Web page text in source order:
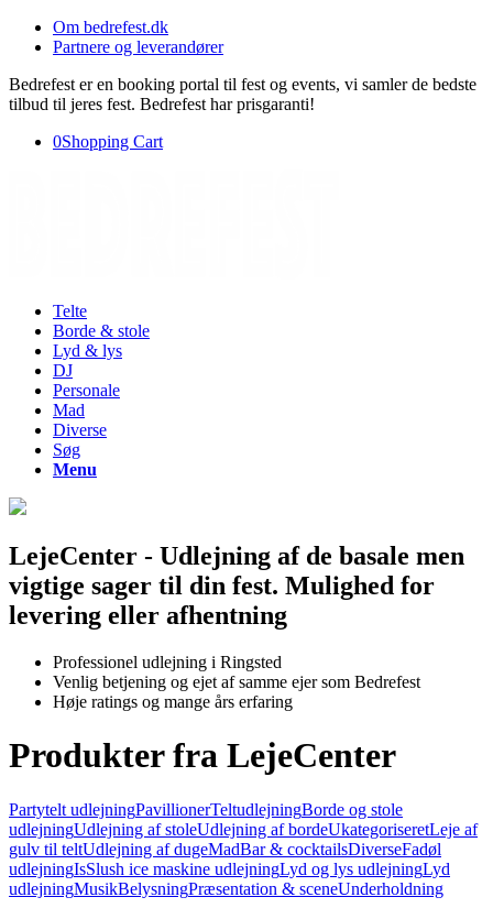
Om bedrefest.dk
Partnere og leverandører
Bedrefest er en booking portal til fest og events, vi samler de bedste
tilbud til jeres fest. Bedrefest har prisgaranti!
0Shopping Cart
Telte
Borde & stole
Lyd & lys
DJ
Personale
Mad
Diverse
Søg
Menu
LejeCenter - Udlejning af de basale men
vigtige sager til din fest. Mulighed for
levering eller afhentning
Professionel udlejning i Ringsted
Venlig betjening og ejet af samme ejer som Bedrefest
Høje ratings og mange års erfaring
Produkter fra LejeCenter
Partytelt udlejningPavillionerTeltudlejningBorde og stole
udlejningUdlejning af stoleUdlejning af bordeUkategoriseretLeje af
gulv til teltUdlejning af dugeMadBar & cocktailsDiverseFadøl
udlejningIsSlush ice maskine udlejningLyd og lys udlejningLyd
udlejningMusikBelysningPræsentation & sceneUnderholdning